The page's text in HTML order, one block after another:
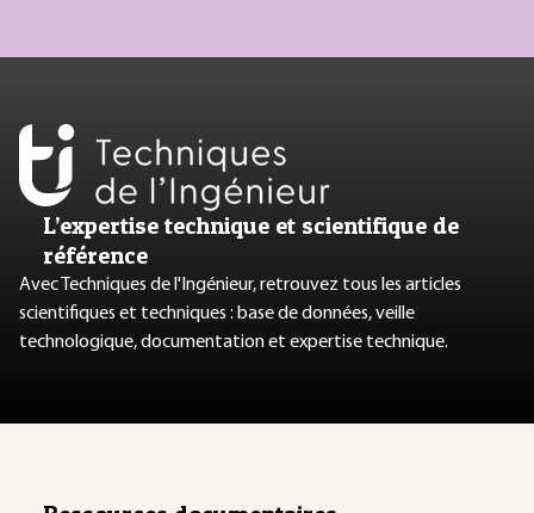
L’expertise technique et scientifique de
référence
Avec Techniques de l'Ingénieur, retrouvez tous les articles
scientifiques et techniques : base de données, veille
technologique, documentation et expertise technique.